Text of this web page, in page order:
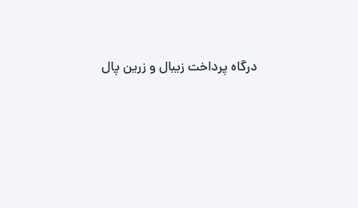
درگاه پرداخت زیبال و زرین پال